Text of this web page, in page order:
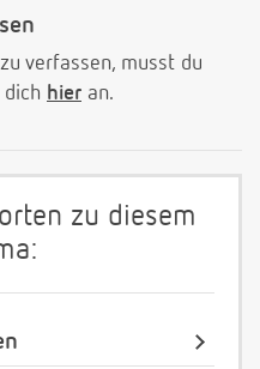
verfassen, musst du
hier an.
zu diesem